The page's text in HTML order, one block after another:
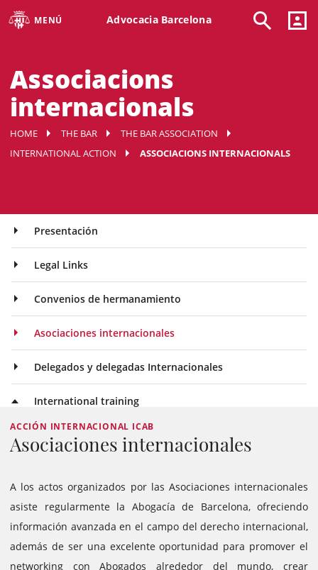
MENÚ Advocacia Barcelona
Associacions
internacionals
HOME THE BAR
THE BAR ASSOCIATION
INTERNATIONAL ACTION
ASSOCIACIONS INTERNACIONALS
Presentación
Legal Links
Convenios de hermanamiento
Asociaciones internacionales
Delegados y delegadas Internacionales
International training
ACCIÓN INTERNACIONAL ICAB
Asociaciones internacionales
A los actos organizados por las Asociaciones internacionales
asiste regularmente la Abogacía de Barcelona, ofreciendo
información avanzada en el campo del derecho internacional,
además de ser una excelente oportunidad para promover el
networking con Abogados alrededor del mundo, crear